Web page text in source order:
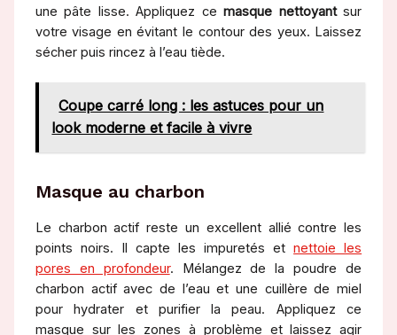
une pâte lisse. Appliquez cemasque nettoyantsur
votre visage en évitant le contour des yeux. Laissez
sécher puis rincez à l’eau tiède.
Coupe carré long : les astuces pour un
look moderne et facile à vivre
Masque au charbon
Le charbon actif reste un excellent allié contre les
points noirs. Il capte les impuretés etnettoie les
pores en profondeur. Mélangez de la poudre de
charbon actif avec de l’eau et une cuillère de miel
pour hydrater et purifier la peau. Appliquez ce
masque sur les zones à problème et laissez agir